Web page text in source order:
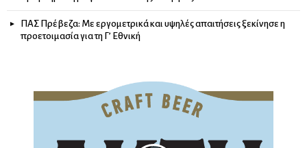
ΠΑΣ Πρέβεζα: Με εργομετρικά και υψηλές απαιτήσεις ξεκίνησε η
προετοιμασία για τη Γ’ Εθνική